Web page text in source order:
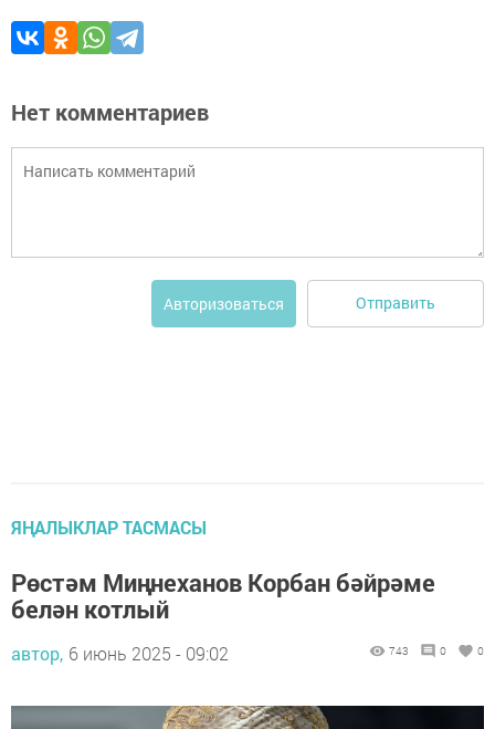
Нет комментариев
Авторизоваться Отправить
ЯҢАЛЫКЛАР ТАСМАСЫ
Рөстәм Миңнеханов Корбан бәйрәме
белән котлый
автор, 6 июнь 2025 - 09:02 743 0 0